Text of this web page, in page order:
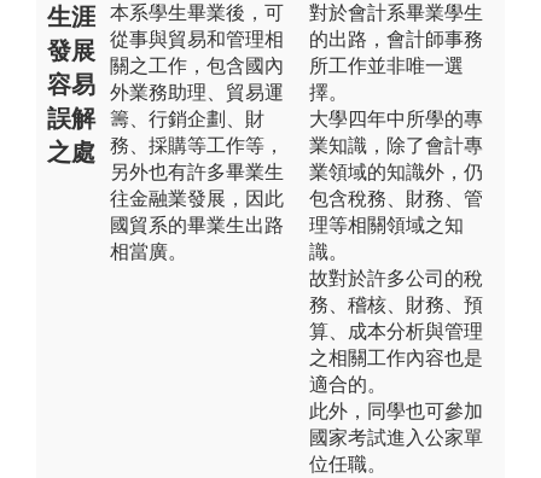
生涯
發展
容易
誤解
之處
本系學生畢業後，可
從事與貿易和管理相
關之工作，包含國內
外業務助理、貿易運
籌、行銷企劃、財
務、採購等工作等，
另外也有許多畢業生
往金融業發展，因此
國貿系的畢業生出路
相當廣。
對於會計系畢業學生
的出路，會計師事務
所工作並非唯一選
擇。
大學四年中所學的專
業知識，除了會計專
業領域的知識外，仍
包含稅務、財務、管
理等相關領域之知
識。
故對於許多公司的稅
務、稽核、財務、預
算、成本分析與管理
之相關工作內容也是
適合的。
此外，同學也可參加
國家考試進入公家單
位任職。